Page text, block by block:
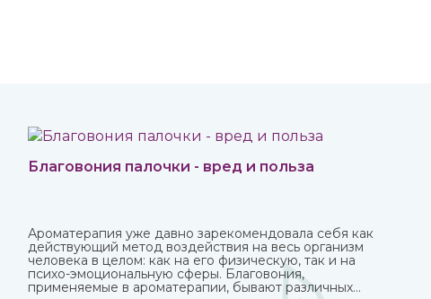
Благовония палочки - вред и польза
Ароматерапия уже давно зарекомендовала себя как
действующий метод воздействия на весь организм
человека в целом: как на его физическую, так и на
психо-эмоциональную сферы. Благовония,
применяемые в ароматерапии, бывают различных